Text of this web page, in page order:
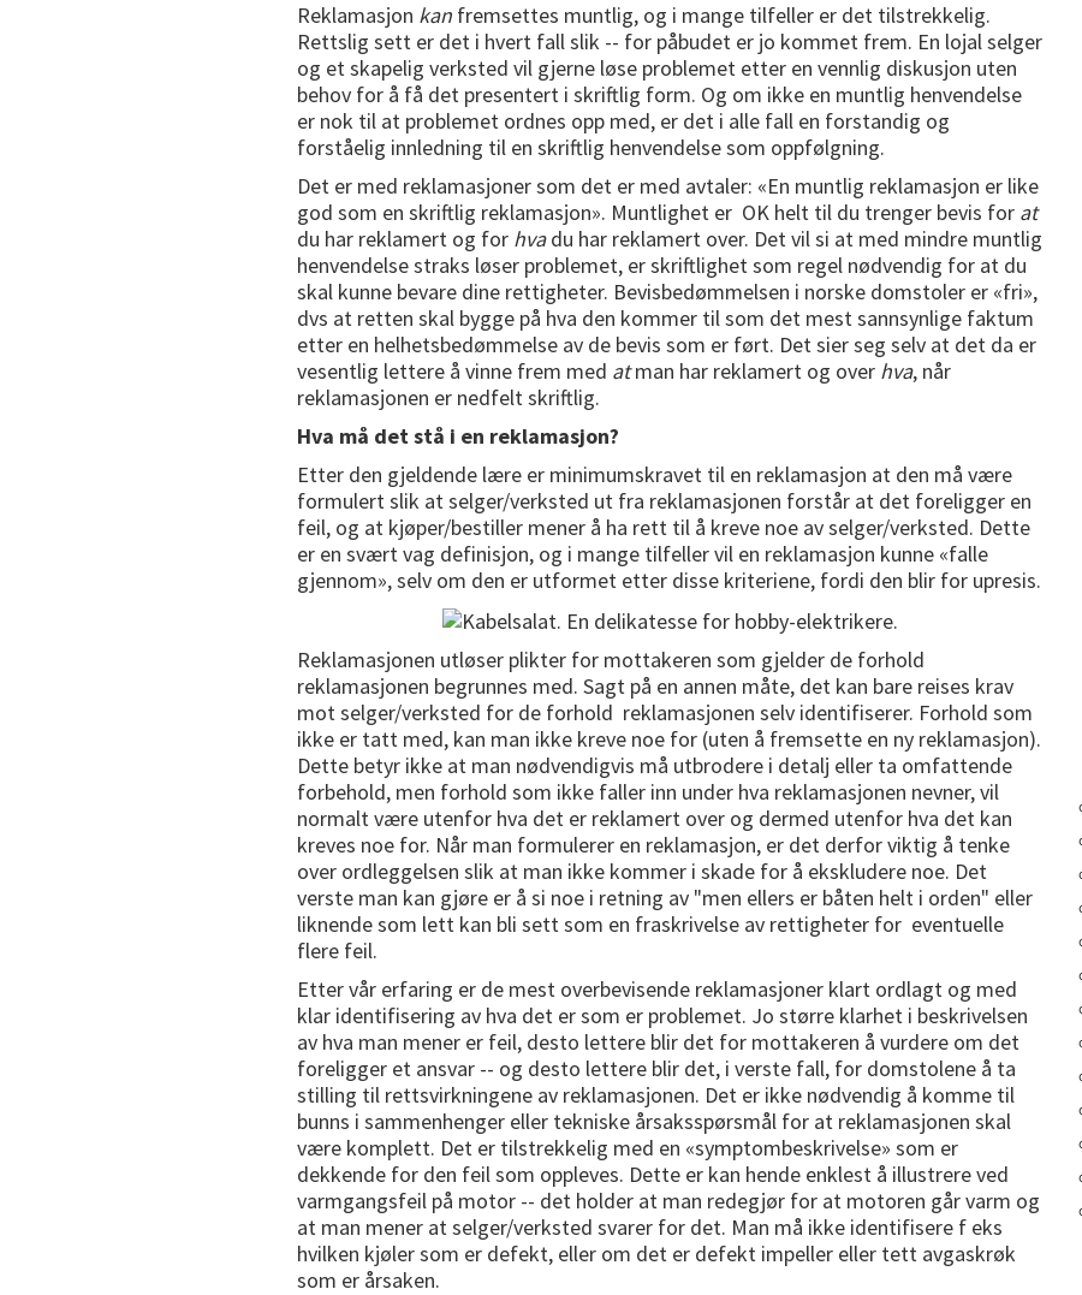
Reklamasjon kan fremsettes muntlig, og i mange tilfeller er det tilstrekkelig.
Rettslig sett er det i hvert fall slik -- for påbudet er jo kommet frem. En lojal selger
og et skapelig verksted vil gjerne løse problemet etter en vennlig diskusjon uten
behov for å få det presentert i skriftlig form. Og om ikke en muntlig henvendelse
er nok til at problemet ordnes opp med, er det i alle fall en forstandig og
forståelig innledning til en skriftlig henvendelse som oppfølgning.
Det er med reklamasjoner som det er med avtaler: «En muntlig reklamasjon er like
god som en skriftlig reklamasjon». Muntlighet er OK helt til du trenger bevis for at
du har reklamert og for hvadu har reklamert over. Det vil si at med mindre muntlig
henvendelse straks løser problemet, er skriftlighet som regel nødvendig for at du
skal kunne bevare dine rettigheter. Bevisbedømmelsen i norske domstoler er «fri»,
dvs at retten skal bygge på hva den kommer til som det mest sannsynlige faktum
etter en helhetsbedømmelse av de bevis som er ført. Det sier seg selv at det da er
vesentlig lettere å vinne frem med atman har reklamert og over hva, når
reklamasjonen er nedfelt skriftlig.
Hva må det stå i en reklamasjon?
Etter den gjeldende lære er minimumskravet til en reklamasjon at den må være
formulert slik at selger/verksted ut fra reklamasjonen forstår at det foreligger en
feil, og at kjøper/bestiller mener å ha rett til å kreve noe av selger/verksted. Dette
er en svært vag definisjon, og i mange tilfeller vil en reklamasjon kunne «falle
gjennom», selv om den er utformet etter disse kriteriene, fordi den blir for upresis.
Reklamasjonen utløser plikter for mottakeren som gjelder de forhold
reklamasjonen begrunnes med. Sagt på en annen måte, det kan bare reises krav
mot selger/verksted for de forhold reklamasjonen selv identifiserer. Forhold som
ikke er tatt med, kan man ikke kreve noe for (uten å fremsette en ny reklamasjon).
Dette betyr ikke at man nødvendigvis må utbrodere i detalj eller ta omfattende
forbehold, men forhold som ikke faller inn under hva reklamasjonen nevner, vil
normalt være utenfor hva det er reklamert over og dermed utenfor hva det kan
kreves noe for. Når man formulerer en reklamasjon, er det derfor viktig å tenke
over ordleggelsen slik at man ikke kommer i skade for å ekskludere noe. Det
verste man kan gjøre er å si noe i retning av "men ellers er båten helt i orden" eller
liknende som lett kan bli sett som en fraskrivelse av rettigheter for eventuelle
flere feil.
Etter vår erfaring er de mest overbevisende reklamasjoner klart ordlagt og med
klar identifisering av hva det er som er problemet. Jo større klarhet i beskrivelsen
av hva man mener er feil, desto lettere blir det for mottakeren å vurdere om det
foreligger et ansvar -- og desto lettere blir det, i verste fall, for domstolene å ta
stilling til rettsvirkningene av reklamasjonen. Det er ikke nødvendig å komme til
bunns i sammenhenger eller tekniske årsaksspørsmål for at reklamasjonen skal
være komplett. Det er tilstrekkelig med en «symptombeskrivelse» som er
dekkende for den feil som oppleves. Dette er kan hende enklest å illustrere ved
varmgangsfeil på motor -- det holder at man redegjør for at motoren går varm og
at man mener at selger/verksted svarer for det. Man må ikke identifisere f eks
hvilken kjøler som er defekt, eller om det er defekt impeller eller tett avgaskrøk
som er årsaken.